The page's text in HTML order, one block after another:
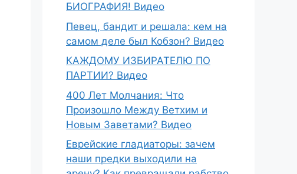
БИОГРАФИЯ! Видео
Певец, бандит и решала: кем на
самом деле был Кобзон? Видео
КАЖДОМУ ИЗБИРАТЕЛЮ ПО
ПАРТИИ? Видео
400 Лет Молчания: Что
Произошло Между Ветхим и
Новым Заветами? Видео
Еврейские гладиаторы: зачем
наши предки выходили на